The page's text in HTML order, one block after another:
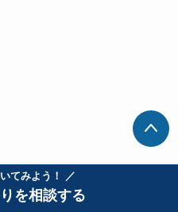
てみよう！ ／
を相談する